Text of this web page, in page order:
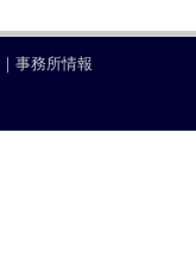
｜ 事務所情報